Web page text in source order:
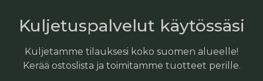
Kuljetuspalvelut käytössäsi
Kuljetamme tilauksesi koko suomen alueelle!
Kerää ostoslista ja toimitamme tuotteet perille.